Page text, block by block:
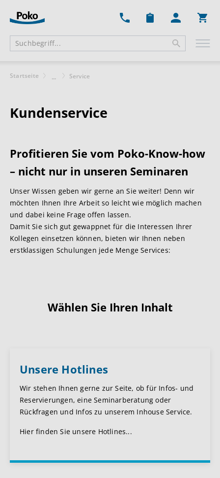
Startseite ... Service
Kundenservice
Profitieren Sie vom Poko-Know-how
– nicht nur in unseren Seminaren
Unser Wissen geben wir gerne an Sie weiter! Denn wir
möchten Ihnen Ihre Arbeit so leicht wie möglich machen
und dabei keine Frage offen lassen.
Damit Sie sich gut gewappnet für die Interessen Ihrer
Kollegen einsetzen können, bieten wir Ihnen neben
erstklassigen Schulungen jede Menge Services:
Wählen Sie Ihren Inhalt
Unsere Hotlines
Wir stehen Ihnen gerne zur Seite, ob für Infos- und
Reservierungen, eine Seminarberatung oder
Rückfragen und Infos zu unserem Inhouse Service.
Hier finden Sie unsere Hotlines...